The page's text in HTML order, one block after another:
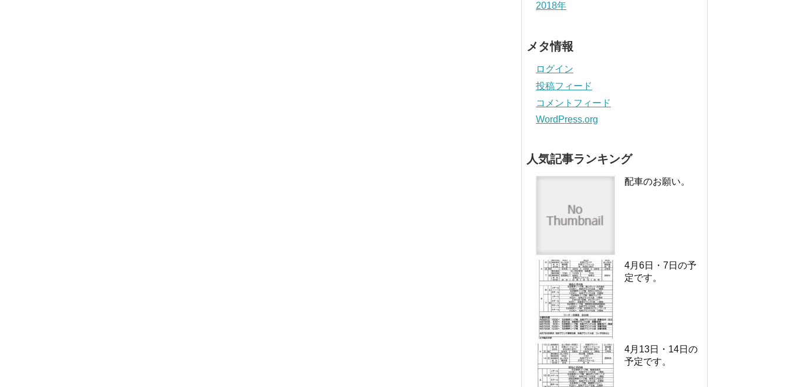
2018年
メタ情報
ログイン
投稿フィード
コメントフィード
WordPress.org
人気記事ランキング
配車のお願い。
4月6日・7日の予
定です。
4月13日・14日の
予定です。